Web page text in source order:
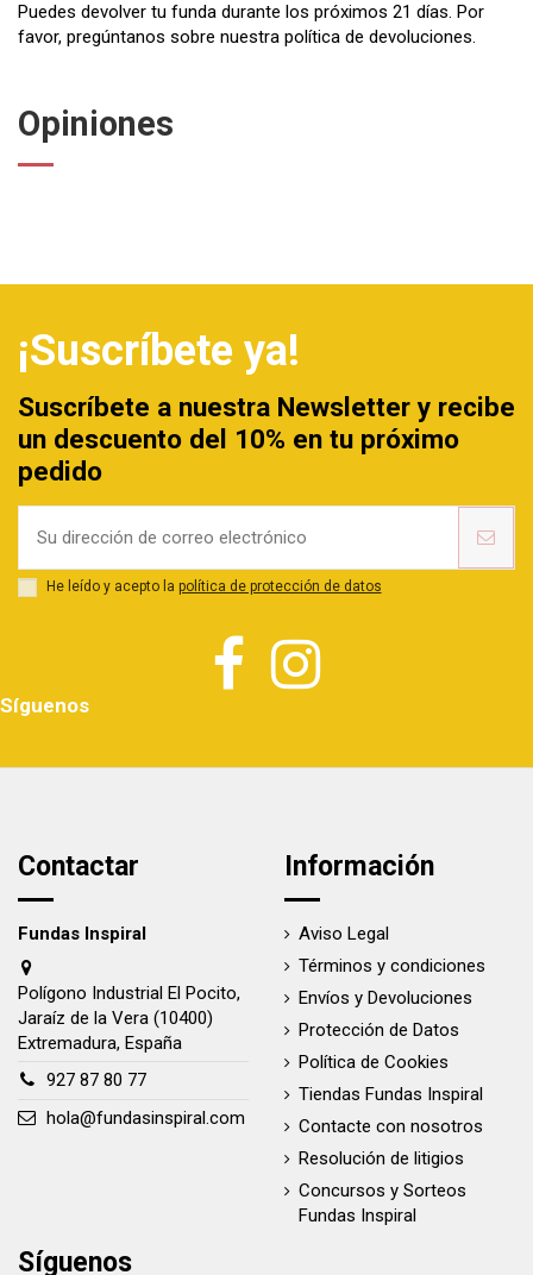
Puedes devolver tu funda durante los próximos 21 días. Por
favor, pregúntanos sobre nuestra política de devoluciones.
Opiniones
¡Suscríbete ya!
Suscríbete a nuestra Newsletter y recibe
un descuento del 10% en tu próximo
pedido
He leído y acepto la política de protección de datos
Síguenos
Contactar
Fundas Inspiral
Polígono Industrial El Pocito,
Jaraíz de la Vera (10400)
Extremadura, España
927 87 80 77
hola@fundasinspiral.com
Información
Aviso Legal
Términos y condiciones
Envíos y Devoluciones
Protección de Datos
Política de Cookies
Tiendas Fundas Inspiral
Contacte con nosotros
Resolución de litigios
Concursos y Sorteos
Fundas Inspiral
Síguenos